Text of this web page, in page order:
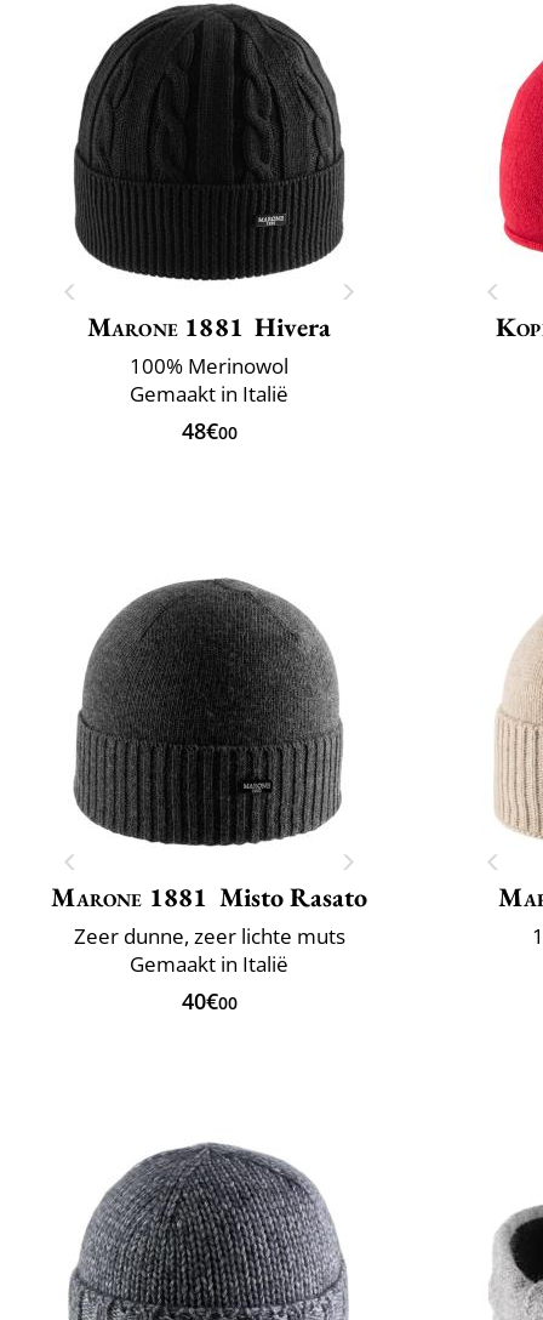
Marone 1881 Hivera
100% Merinowol
Gemaakt in Italië
48€00
Marone 1881 Misto Rasato
Zeer dunne, zeer lichte muts
Gemaakt in Italië
40€00